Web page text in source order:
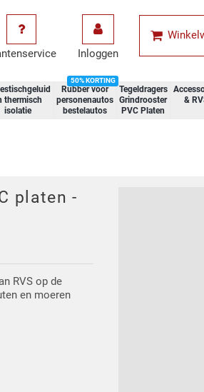
Inloggen
thermisch
isolatie
Rubber voor
personenautos
bestelautos
50% KORTING
Tegeldragers
Grindrooster
PVC Platen
&
platen -
RVS op de
en moeren